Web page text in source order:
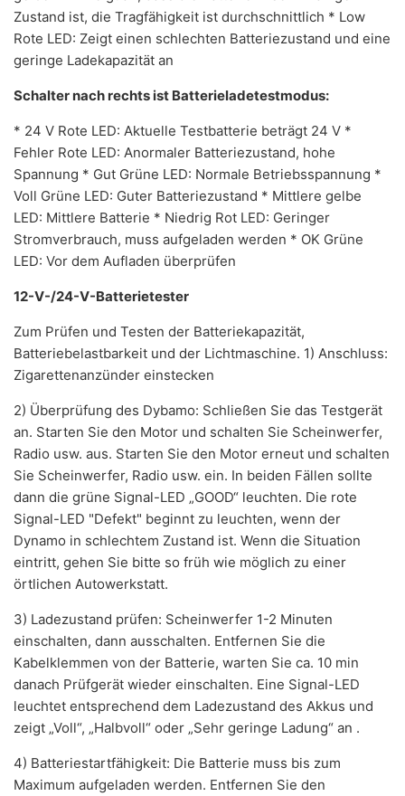
Zustand ist, die Tragfähigkeit ist durchschnittlich * Low
Rote LED: Zeigt einen schlechten Batteriezustand und eine
geringe Ladekapazität an
Schalter nach rechts ist Batterieladetestmodus:
* 24 V Rote LED: Aktuelle Testbatterie beträgt 24 V *
Fehler Rote LED: Anormaler Batteriezustand, hohe
Spannung * Gut Grüne LED: Normale Betriebsspannung *
Voll Grüne LED: Guter Batteriezustand * Mittlere gelbe
LED: Mittlere Batterie * Niedrig Rot LED: Geringer
Stromverbrauch, muss aufgeladen werden * OK Grüne
LED: Vor dem Aufladen überprüfen
12-V-/24-V-Batterietester
Zum Prüfen und Testen der Batteriekapazität,
Batteriebelastbarkeit und der Lichtmaschine. 1) Anschluss:
Zigarettenanzünder einstecken
2) Überprüfung des Dybamo: Schließen Sie das Testgerät
an. Starten Sie den Motor und schalten Sie Scheinwerfer,
Radio usw. aus. Starten Sie den Motor erneut und schalten
Sie Scheinwerfer, Radio usw. ein. In beiden Fällen sollte
dann die grüne Signal-LED „GOOD“ leuchten. Die rote
Signal-LED "Defekt" beginnt zu leuchten, wenn der
Dynamo in schlechtem Zustand ist. Wenn die Situation
eintritt, gehen Sie bitte so früh wie möglich zu einer
örtlichen Autowerkstatt.
3) Ladezustand prüfen: Scheinwerfer 1-2 Minuten
einschalten, dann ausschalten. Entfernen Sie die
Kabelklemmen von der Batterie, warten Sie ca. 10 min
danach Prüfgerät wieder einschalten. Eine Signal-LED
leuchtet entsprechend dem Ladezustand des Akkus und
zeigt „Voll“, „Halbvoll“ oder „Sehr geringe Ladung“ an .
4) Batteriestartfähigkeit: Die Batterie muss bis zum
Maximum aufgeladen werden. Entfernen Sie den